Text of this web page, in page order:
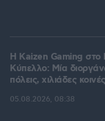
H Kaizen Gaming στο
Kύπελλο: Μία
πόλεις, χιλιάδες
05.08.2026, 08:38